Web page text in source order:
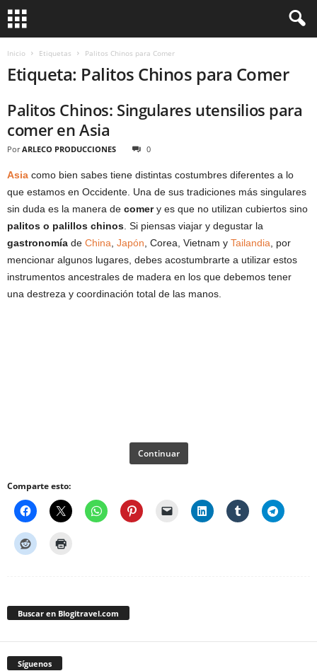
Inicio Etiquetas Palitos Chinos para Comer
Etiqueta: Palitos Chinos para Comer
Palitos Chinos: Singulares utensilios para
comer en Asia
Por ARLECO PRODUCCIONES 0
Asia como bien sabes tiene distintas costumbres diferentes a lo
que estamos en Occidente. Una de sus tradiciones más singulares
sin duda es la manera de comery es que no utilizan cubiertos sino
palitos o palillos chinos . Si piensas viajar y degustar la
gastronomía de China Japón , Corea, Vietnam y Tailandia , por
mencionar algunos lugares, debes acostumbrarte a utilizar estos
instrumentos ancestrales de madera en los que debemos tener
una destreza y coordinación total de las manos.
Continuar
Comparte esto:
Buscar en Blogitravel.com
Síguenos